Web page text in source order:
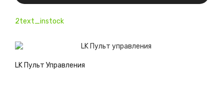
2text_instock
LK Пульт Управления